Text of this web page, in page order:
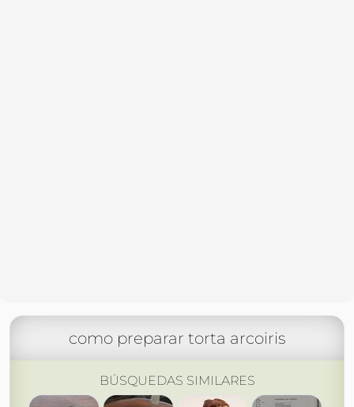
como preparar torta arcoiris
BÚSQUEDAS SIMILARES